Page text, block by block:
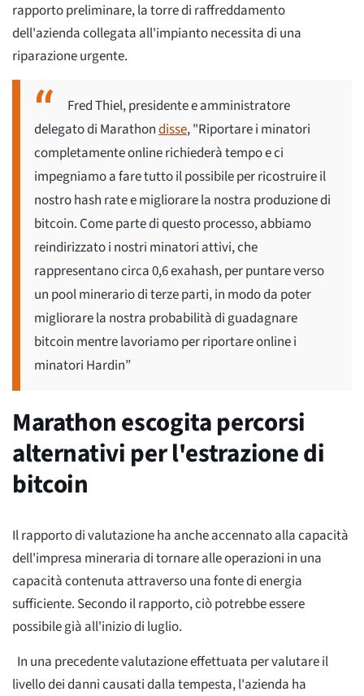
rapporto preliminare, la torre di raffreddamento
dell'azienda collegata all'impianto necessita di una
riparazione urgente.
Fred Thiel, presidente e amministratore
delegato di Marathondisse, "Riportare i minatori
completamente online richiederà tempo e ci
impegniamo a fare tutto il possibile per ricostruire il
nostro hash rate e migliorare la nostra produzione di
bitcoin. Come parte di questo processo, abbiamo
reindirizzato i nostri minatori attivi, che
rappresentano circa 0,6 exahash, per puntare verso
un pool minerario di terze parti, in modo da poter
migliorare la nostra probabilità di guadagnare
bitcoin mentre lavoriamo per riportare online i
minatori Hardin”
Marathon escogita percorsi
alternativi per l'estrazione di
bitcoin
Il rapporto di valutazione ha anche accennato alla capacità
dell'impresa mineraria di tornare alle operazioni in una
capacità contenuta attraverso una fonte di energia
sufficiente. Secondo il rapporto, ciò potrebbe essere
possibile già all'inizio di luglio.
In una precedente valutazione effettuata per valutare il
livello dei danni causati dalla tempesta, l'azienda ha